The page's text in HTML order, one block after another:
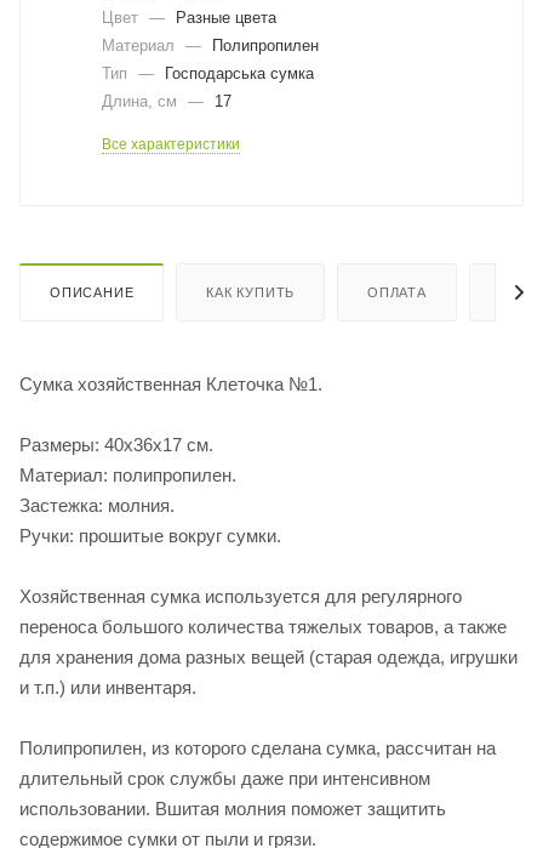
Цвет —
Разные цвета
Материал
—
Полипропилен
Тип
—
Господарська сумка
Длина, cм
— 17
Все характеристики
ОПИСАНИЕ КАК КУПИТЬ ОПЛАТА
Сумка хозяйственная Клеточка №1.
Размеры: 40х36х17 см.
Материал: полипропилен.
Застежка: молния.
Ручки: прошитые вокруг сумки.
Хозяйственная сумка используется для регулярного
переноса большого количества тяжелых товаров, а также
для хранения дома разных вещей (старая одежда, игрушки
и т.п.) или инвентаря.
Полипропилен, из которого сделана сумка, рассчитан на
длительный срок службы даже при интенсивном
использовании. Вшитая молния поможет защитить
содержимое сумки от пыли и грязи.